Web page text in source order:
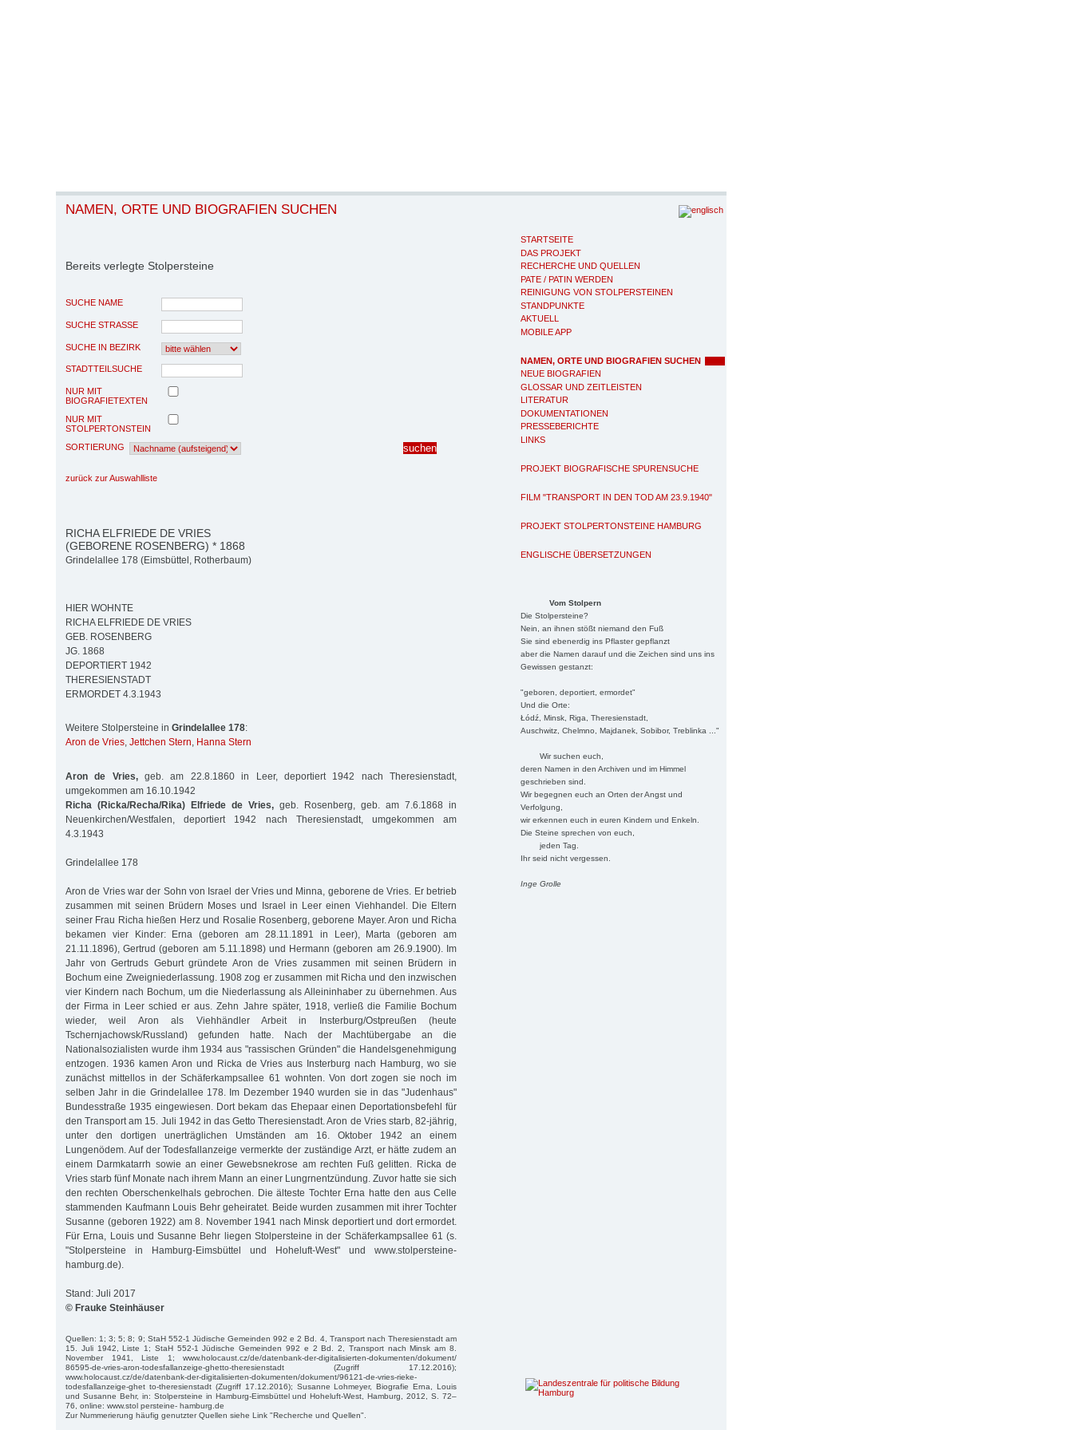
STARTSEITE
DAS PROJEKT
RECHERCHE UND QUELLEN
PATE / PATIN WERDEN
REINIGUNG VON STOLPERSTEINEN
STANDPUNKTE
AKTUELL
MOBILE APP
NAMEN, ORTE UND BIOGRAFIEN SUCHEN
NEUE BIOGRAFIEN
GLOSSAR UND ZEITLEISTEN
LITERATUR
DOKUMENTATIONEN
PRESSEBERICHTE
LINKS
PROJEKT BIOGRAFISCHE SPURENSUCHE
FILM "TRANSPORT IN DEN TOD AM 23.9.1940"
PROJEKT STOLPERTONSTEINE HAMBURG
ENGLISCHE ÜBERSETZUNGEN
Vom Stolpern
Die Stolpersteine?
Nein, an ihnen stößt niemand den Fuß
Sie sind ebenerdig ins Pflaster gepflanzt
aber die Namen darauf und die Zeichen sind uns ins
Gewissen gestanzt:
"geboren, deportiert, ermordet"
Und die Orte:
Łódź, Minsk, Riga, Theresienstadt,
Auschwitz, Chelmno, Majdanek, Sobibor, Treblinka ..."
Wir suchen euch,
deren Namen in den Archiven und im Himmel
geschrieben sind.
Wir begegnen euch an Orten der Angst und
Verfolgung,
wir erkennen euch in euren Kindern und Enkeln.
Die Steine sprechen von euch,
jeden Tag.
Ihr seid nicht vergessen.
Inge Grolle
NAMEN, ORTE UND BIOGRAFIEN SUCHEN
Bereits verlegte Stolpersteine
SUCHE NAME
SUCHE STRASSE
SUCHE IN BEZIRK
STADTTEILSUCHE
NUR MIT
BIOGRAFIETEXTEN
NUR MIT
STOLPERTONSTEIN
SORTIERUNG
zurück zur Auswahlliste
RICHA ELFRIEDE DE VRIES
(GEBORENE ROSENBERG) * 1868
Grindelallee 178 (Eimsbüttel, Rotherbaum)
HIER WOHNTE
RICHA ELFRIEDE DE VRIES
GEB. ROSENBERG
JG. 1868
DEPORTIERT 1942
THERESIENSTADT
ERMORDET 4.3.1943
Weitere Stolpersteine in Grindelallee 178:
Aron de Vries, Jettchen Stern, Hanna Stern
Aron de Vries,geb. am 22.8.1860 in Leer, deportiert 1942 nach Theresienstadt,
umgekommen am 16.10.1942
Richa (Ricka/Recha/Rika) Elfriede de Vries, geb. Rosenberg, geb. am 7.6.1868 in
Neuenkirchen/Westfalen, deportiert 1942 nach Theresienstadt, umgekommen am
4.3.1943
Grindelallee 178
Aron de Vries war der Sohn von Israel der Vries und Minna, geborene de Vries. Er betrieb
zusammen mit seinen Brüdern Moses und Israel in Leer einen Viehhandel. Die Eltern
seiner Frau Richa hießen Herz und Rosalie Rosenberg, geborene Mayer. Aron und Richa
bekamen vier Kinder: Erna (geboren am 28.11.1891 in Leer), Marta (geboren am
21.11.1896), Gertrud (geboren am 5.11.1898) und Hermann (geboren am 26.9.1900). Im
Jahr von Gertruds Geburt gründete Aron de Vries zusammen mit seinen Brüdern in
Bochum eine Zweigniederlassung. 1908 zog er zusammen mit Richa und den inzwischen
vier Kindern nach Bochum, um die Niederlassung als Alleininhaber zu übernehmen. Aus
der Firma in Leer schied er aus. Zehn Jahre später, 1918, verließ die Familie Bochum
wieder, weil Aron als Viehhändler Arbeit in Insterburg/Ostpreußen (heute
Tschernjachowsk/Russland) gefunden hatte. Nach der Machtübergabe an die
Nationalsozialisten wurde ihm 1934 aus "rassischen Gründen" die Handelsgenehmigung
entzogen. 1936 kamen Aron und Ricka de Vries aus Insterburg nach Hamburg, wo sie
zunächst mittellos in der Schäferkampsallee 61 wohnten. Von dort zogen sie noch im
selben Jahr in die Grindelallee 178. Im Dezember 1940 wurden sie in das "Judenhaus"
Bundesstraße 1935 eingewiesen. Dort bekam das Ehepaar einen Deportationsbefehl für
den Transport am 15. Juli 1942 in das Getto Theresienstadt. Aron de Vries starb, 82-jährig,
unter den dortigen unerträglichen Umständen am 16. Oktober 1942 an einem
Lungenödem. Auf der Todesfallanzeige vermerkte der zuständige Arzt, er hätte zudem an
einem Darmkatarrh sowie an einer Gewebsnekrose am rechten Fuß gelitten. Ricka de
Vries starb fünf Monate nach ihrem Mann an einer Lungrnentzündung. Zuvor hatte sie sich
den rechten Oberschenkelhals gebrochen. Die älteste Tochter Erna hatte den aus Celle
stammenden Kaufmann Louis Behr geheiratet. Beide wurden zusammen mit ihrer Tochter
Susanne (geboren 1922) am 8. November 1941 nach Minsk deportiert und dort ermordet.
Für Erna, Louis und Susanne Behr liegen Stolpersteine in der Schäferkampsallee 61 (s.
"Stolpersteine in Hamburg-Eimsbüttel und Hoheluft-West" und www.stolpersteine-
hamburg.de).
Stand: Juli 2017
© Frauke Steinhäuser
Quellen: 1; 3; 5; 8; 9; StaH 552-1 Jüdische Gemeinden 992 e 2 Bd. 4, Transport nach Theresienstadt am
15. Juli 1942, Liste 1; StaH 552-1 Jüdische Gemeinden 992 e 2 Bd. 2, Transport nach Minsk am 8.
November 1941, Liste 1; www.holocaust.cz/de/datenbank-der-digitalisierten-dokumenten/dokument/
86595-de-vries-aron-todesfallanzeige-ghetto-theresienstadt (Zugriff 17.12.2016);
www.holocaust.cz/de/datenbank-der-digitalisierten-dokumenten/dokument/96121-de-vries-rieke-
todesfallanzeige-ghet to-theresienstadt (Zugriff 17.12.2016); Susanne Lohmeyer, Biografie Erna, Louis
und Susanne Behr, in: Stolpersteine in Hamburg-Eimsbüttel und Hoheluft-West, Hamburg, 2012, S. 72–
76, online: www.stol persteine- hamburg.de
Zur Nummerierung häufig genutzter Quellen siehe Link "Recherche und Quellen".